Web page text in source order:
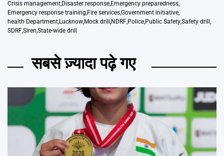
Crisis management Disaster response Emergency preparedness
Emergency response training Fire servicesGovernment initiative
health Department Lucknow Mock drill NDRF Police Public SafetySafety drill
SDRFSiren State-wide drill
सबसे ज़्यादा पढ़े गए